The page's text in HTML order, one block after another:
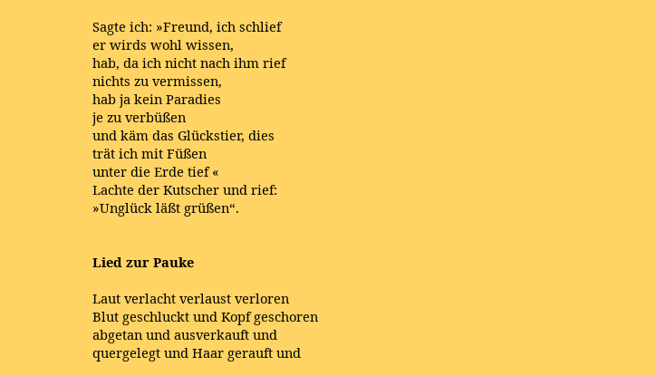
Sagte ich: »Freund, ich schlief
er wirds wohl wissen,
hab, da ich nicht nach ihm rief
nichts zu vermissen,
hab ja kein Paradies
je zu verbüßen
und käm das Glückstier, dies
trät ich mit Füßen
unter die Erde tief «
Lachte der Kutscher und rief:
»Unglück läßt grüßen“.
Lied zur Pauke
Laut verlacht verlaust verloren
Blut geschluckt und Kopf geschoren
abgetan und ausverkauft und
quergelegt und Haar gerauft und